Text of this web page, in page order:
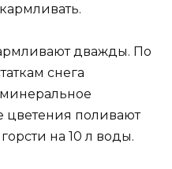
дважды. По
снега
цветения поливают
на 10 л воды.